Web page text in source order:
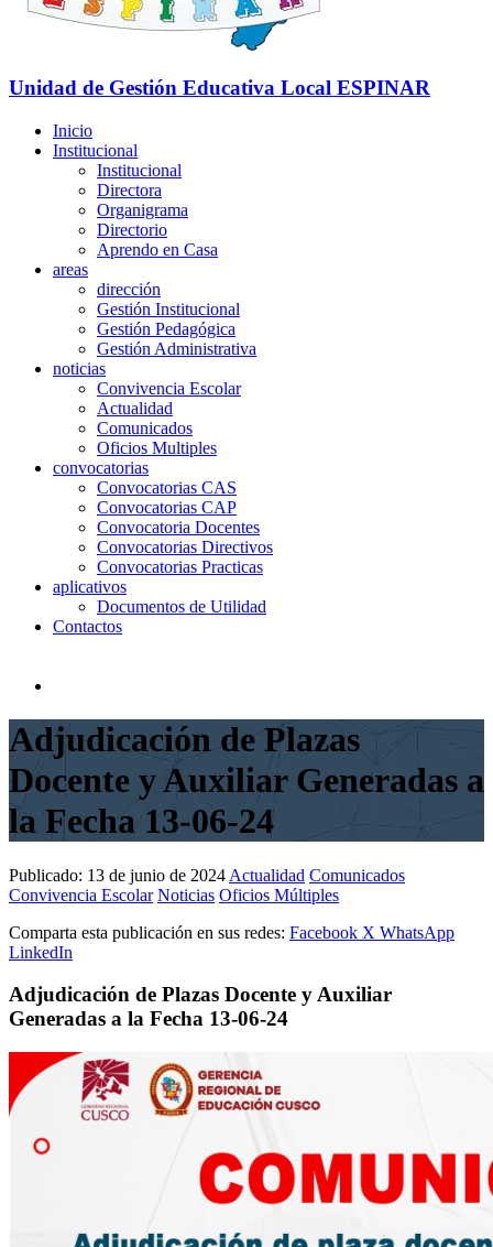
Unidad de Gestión Educativa Local ESPINAR
Inicio
Institucional
Institucional
Directora
Organigrama
Directorio
Aprendo en Casa
areas
dirección
Gestión Institucional
Gestión Pedagógica
Gestión Administrativa
noticias
Convivencia Escolar
Actualidad
Comunicados
Oficios Multiples
convocatorias
Convocatorias CAS
Convocatorias CAP
Convocatoria Docentes
Convocatorias Directivos
Convocatorias Practicas
aplicativos
Documentos de Utilidad
Contactos
Adjudicación de Plazas
Docente y Auxiliar Generadas a
la Fecha 13-06-24
Publicado: 13 de junio de 2024 Actualidad Comunicados
Convivencia Escolar Noticias Oficios Múltiples
Comparta esta publicación en sus redes: Facebook X WhatsApp
LinkedIn
Adjudicación de Plazas Docente y Auxiliar
Generadas a la Fecha 13-06-24